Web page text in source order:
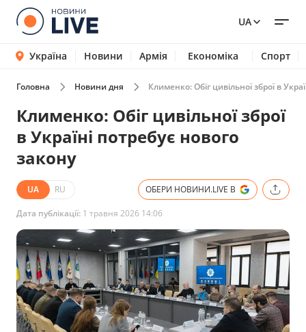
UA
Україна Новини Армія Економіка Спорт
Головна Новини дня Клименко: Обіг цивільної зброї в
Клименко: Обіг цивільної зброї
в Україні потребує нового
закону
UA RU ОБЕРИ НОВИНИ.LIVE В
Дата публікації: 1 травня 2026 14:06